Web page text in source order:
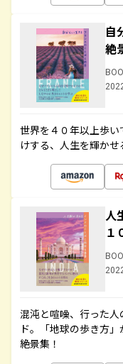
自
絶
世界を４０年以上歩
けする、人生を輝か
人
１
混沌と喧噪、行った
ド。「地球の歩き方
絶景集！